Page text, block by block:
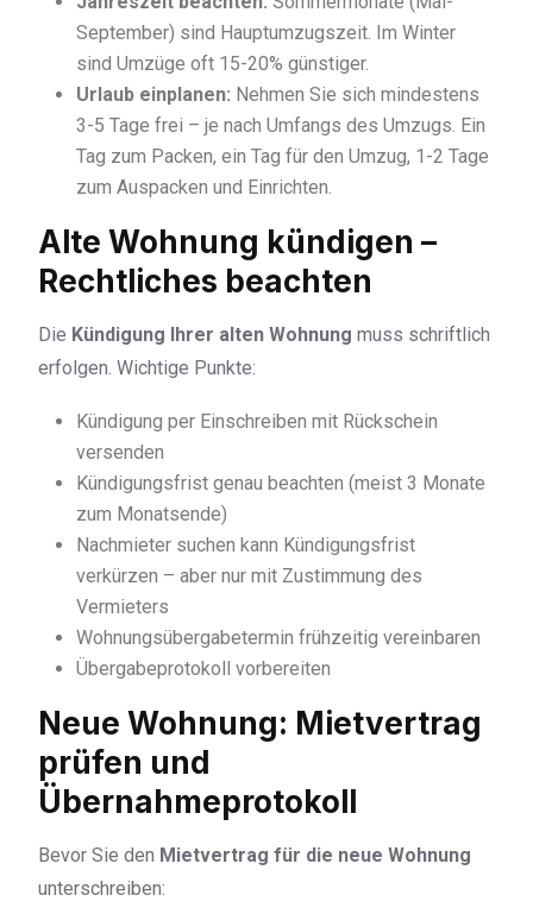
September) sind Hauptumzugszeit. Im Winter
sind Umzüge oft 15-20% günstiger.
Urlaub einplanen: Nehmen Sie sich mindestens
3-5 Tage frei – je nach Umfangs des Umzugs. Ein
Tag zum Packen, ein Tag für den Umzug, 1-2 Tage
zum Auspacken und Einrichten.
Alte Wohnung kündigen –
Rechtliches beachten
Die Kündigung Ihrer alten Wohnung muss schriftlich
erfolgen. Wichtige Punkte:
Kündigung per Einschreiben mit Rückschein
versenden
Kündigungsfrist genau beachten (meist 3 Monate
zum Monatsende)
Nachmieter suchen kann Kündigungsfrist
verkürzen – aber nur mit Zustimmung des
Vermieters
Wohnungsübergabetermin frühzeitig vereinbaren
Übergabeprotokoll vorbereiten
Neue Wohnung: Mietvertrag
prüfen und
Übernahmeprotokoll
Bevor Sie den Mietvertrag für die neue Wohnung
unterschreiben: